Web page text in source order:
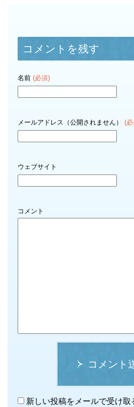
コメントを残す
名前 (必須)
メールアドレス（公開されません） (
ウェブサイト
コメント
コメント
新しい投稿をメールで受け取